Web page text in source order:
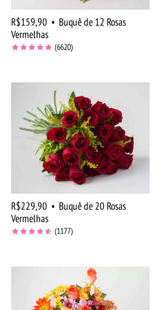
R$159,90 • Buquê de 12 Rosas
Vermelhas
(6620)
R$229,90 • Buquê de 20 Rosas
Vermelhas
(1177)